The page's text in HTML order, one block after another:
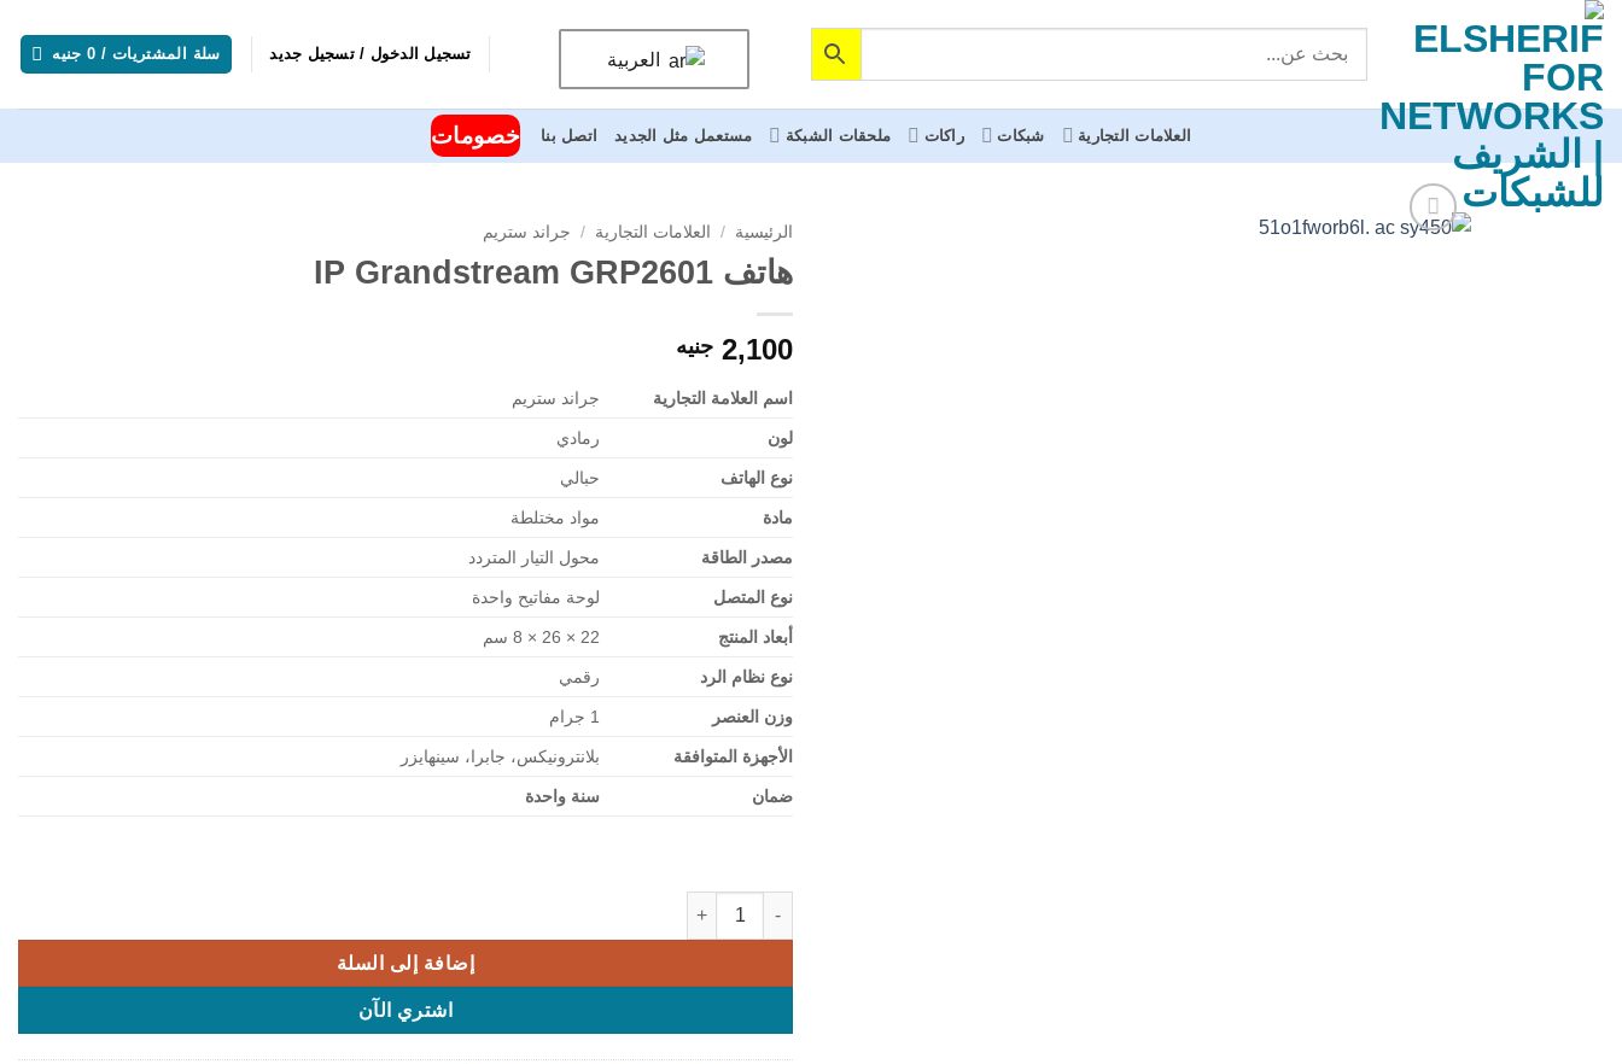
تخطي
للمحتوى
العربية تسجيل الدخول / تسجيل جديد سلة المشتريات / 0 جنيه
العلامات التجارية شبكات راكات ملحقات الشبكة مستعمل مثل الجديد اتصل بنا خصومات
الرئيسية / العلامات التجارية / جراند ستريم
هاتف IP Grandstream GRP2601
2,100 جنيه
اسم العلامة التجارية جراند ستريم
لون رمادي
نوع الهاتف حبالي
مادة مواد مختلطة
مصدر الطاقة محول التيار المتردد
نوع المتصل لوحة مفاتيح واحدة
أبعاد المنتج 22 × 26 × 8 سم
نوع نظام الرد رقمي
وزن العنصر 1 جرام
الأجهزة المتوافقة بلانترونيكس، جابرا، سينهايزر
ضمان سنة واحدة
إضافة إلى السلة
اشتري الآن